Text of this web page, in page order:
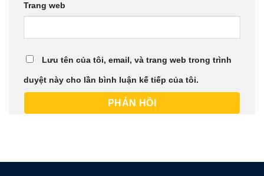
Trang web
Lưu tên của tôi, email, và trang web trong trình
duyệt này cho lần bình luận kế tiếp của tôi.